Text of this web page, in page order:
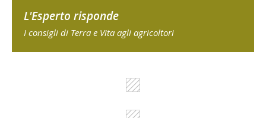
L'Esperto risponde
I consigli di Terra e Vita agli agricoltori